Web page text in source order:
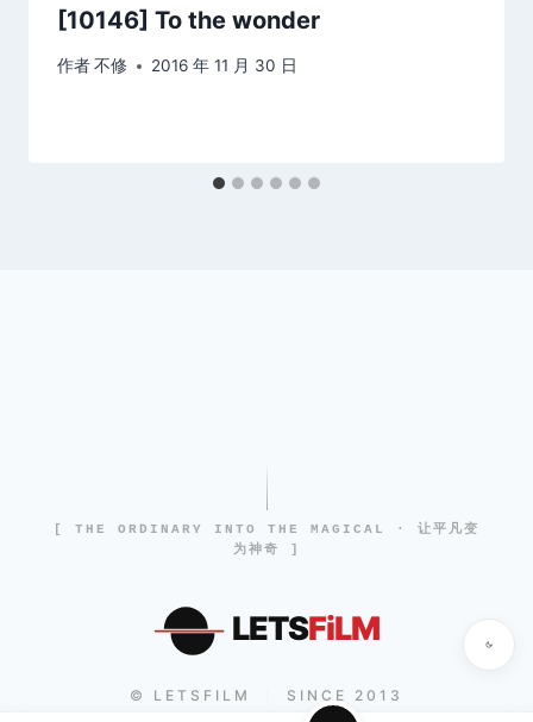
[10146] To the wonder
作者不修 2016 年 11 月 30 日
[ THE ORDINARY INTO THE MAGICAL · 让平凡变
为神奇 ]
LETSFiLM
© LETSFILM SINCE 2013